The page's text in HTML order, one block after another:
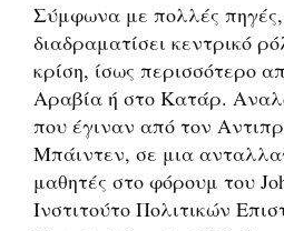
Σύμφωνα με πολλές πηγές,
διαδραματίσει κεντρικό
κρίση, ίσως περισσότερο
Αραβία ή στο Κατάρ.
που έγιναν από τον
Μπάιντεν, σε μια
μαθητές στο φόρουμ του
Ινστιτούτο Πολιτικών